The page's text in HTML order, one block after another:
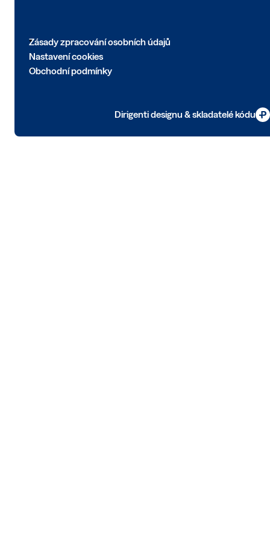
Zásady zpracování osobních údajů
Nastavení cookies
Obchodní podmínky
Dirigenti designu & skladatelé kódu